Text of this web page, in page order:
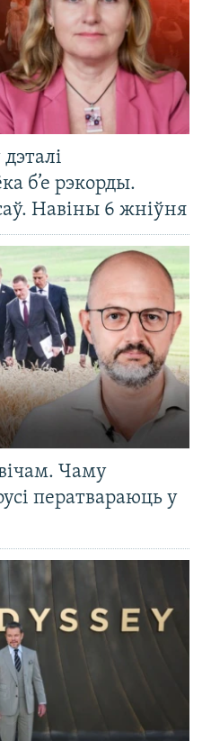
б’е рэкорды.
Навіны 6 жніўня
Чаму
ператвараюць у